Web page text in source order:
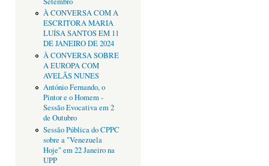
À CONVERSA COM A
ESCRITORA MARIA
LUÍSA SANTOS EM 11
DE JANEIRO DE 2024
À CONVERSA SOBRE
A EUROPA COM
AVELÃS NUNES
António Fernando, o
Pintor e o Homem -
Sessão Evocativa em 2
de Outubro
Sessão Pública do CPPC
sobre a "Venezuela
Hoje" em 22 Janeiro na
UPP